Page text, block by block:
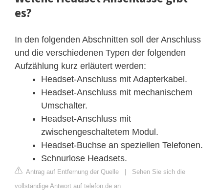
es?
In den folgenden Abschnitten soll der Anschluss
und die verschiedenen Typen der folgenden
Aufzählung kurz erläutert werden:
Headset-Anschluss mit Adapterkabel.
Headset-Anschluss mit mechanischem
Umschalter.
Headset-Anschluss mit
zwischengeschaltetem Modul.
Headset-Buchse an speziellen Telefonen.
Schnurlose Headsets.
Antrag auf Entfernung der Quelle | Sehen Sie sich die
vollständige Antwort auf telefon.de an